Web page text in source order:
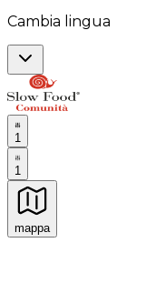
Cambia lingua
1
1
mappa
Esperienze